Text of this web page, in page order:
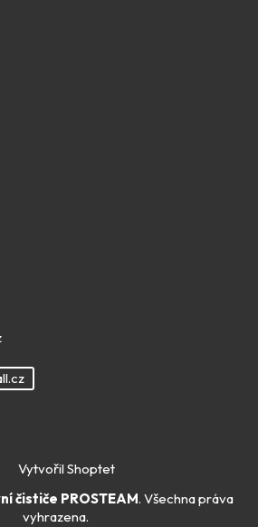
Vytvořil Shoptet
čističe PROSTEAM. Všechna práva
vyhrazena.